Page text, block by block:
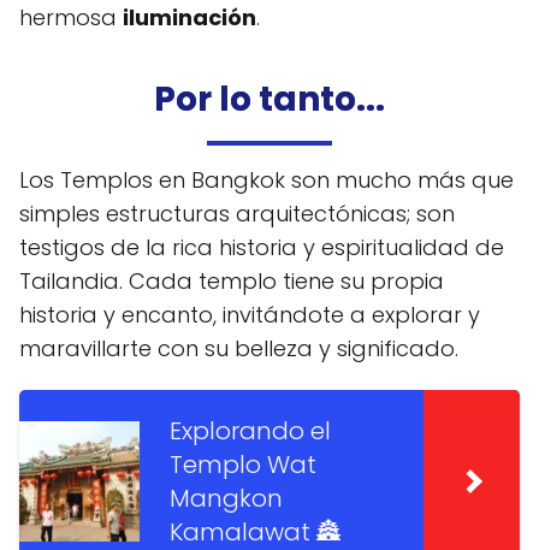
hermosa iluminación.
Por lo tanto...
Los Templos en Bangkok son mucho más que
simples estructuras arquitectónicas; son
testigos de la rica historia y espiritualidad de
Tailandia. Cada templo tiene su propia
historia y encanto, invitándote a explorar y
maravillarte con su belleza y significado.
Explorando el
Templo Wat
Mangkon
Kamalawat 🏯